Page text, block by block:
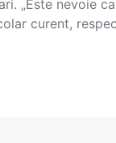
„Este nevoie
curent,